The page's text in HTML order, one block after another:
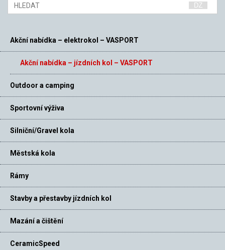
Akční nabídka – elektrokol – VASPORT
Akční nabídka – jízdních kol – VASPORT
Outdoor a camping
Sportovní výživa
Silniční/Gravel kola
Městská kola
Rámy
Stavby a přestavby jízdních kol
Mazání a čištění
CeramicSpeed